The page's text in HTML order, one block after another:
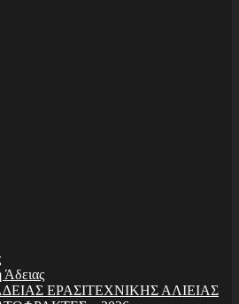
ΕΡΑΣΙΤΕΧΝΙΚΗΣ ΑΛΙΕΙΑΣ